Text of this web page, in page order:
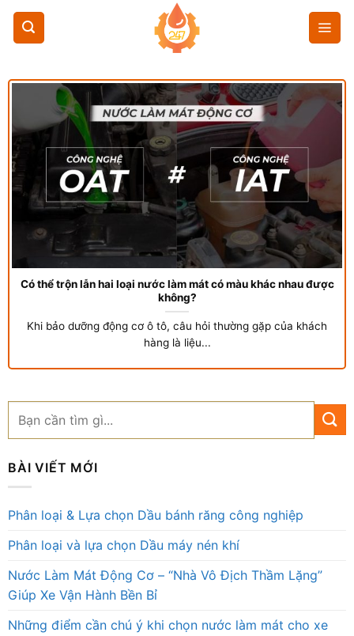
Chuyển
nội
Có thể trộn lẫn hai loại nước làm mát có màu khác nhau được
không?
Khi bảo dưỡng động cơ ô tô, câu hỏi thường gặp của khách
hàng là liệu...
BÀI VIẾT MỚI
Phân loại & Lựa chọn Dầu bánh răng công nghiệp
Phân loại và lựa chọn Dầu máy nén khí
Nước Làm Mát Động Cơ – “Nhà Vô Địch Thầm Lặng”
Giúp Xe Vận Hành Bền Bỉ
Những điểm cần chú ý khi chọn nước làm mát cho xe